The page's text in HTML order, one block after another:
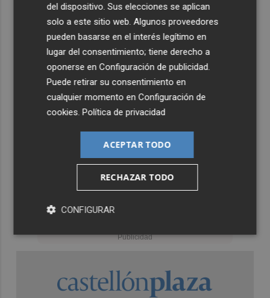
intereses del PSOE"
del dispositivo. Sus elecciones se aplican
solo a este sitio web. Algunos proveedores
pueden basarse en el interés legítimo en
lugar del consentimiento; tiene derecho a
oponerse enConfiguración de publicidad.
Puede retirar su consentimiento en
cualquier momento enConfiguración de
cookies.Política de privacidad
ACEPTAR TODO
RECHAZAR TODO
CONFIGURAR